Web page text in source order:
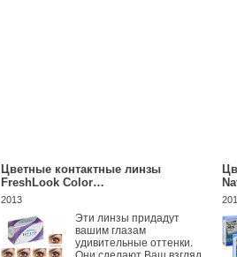
Цветные контактные линзы
FreshLook Color…
2013
Эти линзы придадут
вашим глазам
удивительные оттенки.